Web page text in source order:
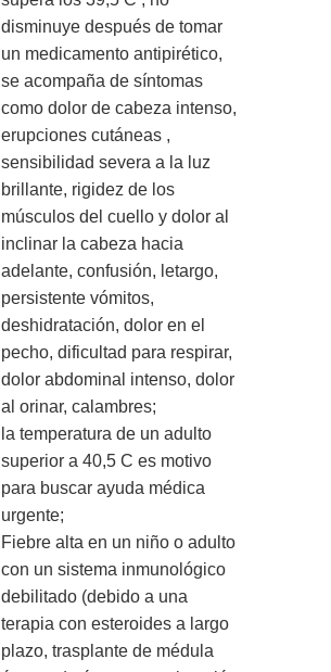
disminuye después de tomar
un medicamento antipirético,
se acompaña de síntomas
como dolor de cabeza intenso,
erupciones cutáneas ,
sensibilidad severa a la luz
brillante, rigidez de los
músculos del cuello y dolor al
inclinar la cabeza hacia
adelante, confusión, letargo,
persistente vómitos,
deshidratación, dolor en el
pecho, dificultad para respirar,
dolor abdominal intenso, dolor
al orinar, calambres;
la temperatura de un adulto
superior a 40,5 C es motivo
para buscar ayuda médica
urgente;
Fiebre alta en un niño o adulto
con un sistema inmunológico
debilitado (debido a una
terapia con esteroides a largo
plazo, trasplante de médula